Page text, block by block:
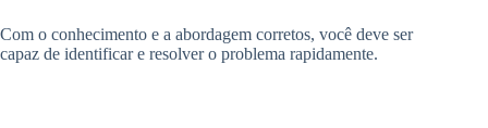
Com o conhecimento e a abordagem corretos, você deve ser
capaz de identificar e resolver o problema rapidamente.